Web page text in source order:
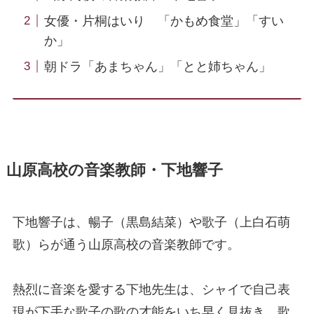
女優・片桐はいり 「かもめ食堂」「すい
か」
朝ドラ「あまちゃん」「とと姉ちゃん」
山原高校の音楽教師・下地響子
下地響子は、暢子（黒島結菜）や歌子（上白石萌
歌）らが通う山原高校の音楽教師です。
熱烈に音楽を愛する下地先生は、シャイで自己表